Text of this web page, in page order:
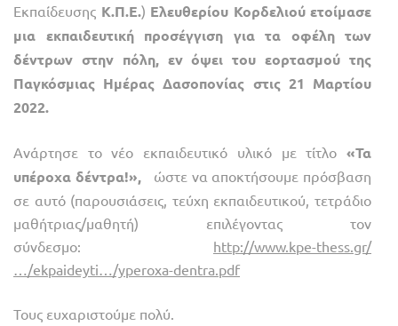
Εκπαίδευσης Κ.Π.Ε.) Ελευθερίου Κορδελιού ετοίμασε
μια εκπαιδευτική προσέγγιση για τα οφέλη των
δέντρων στην πόλη, εν όψει του εορτασμού της
Παγκόσμιας Ημέρας Δασοπονίας στις 21 Μαρτίου
2022.
Ανάρτησε το νέο εκπαιδευτικό υλικό με τίτλο «Τα
υπέροχα δέντρα!»,
ώστε να αποκτήσουμε πρόσβαση
σε αυτό (παρουσιάσεις, τεύχη εκπαιδευτικού, τετράδιο
μαθήτριας/μαθητή) επιλέγοντας τον
σύνδεσμο:
http://www.kpe-thess.gr/
…/ekpaideyti…/yperoxa-dentra.pdf
Τους ευχαριστούμε πολύ.